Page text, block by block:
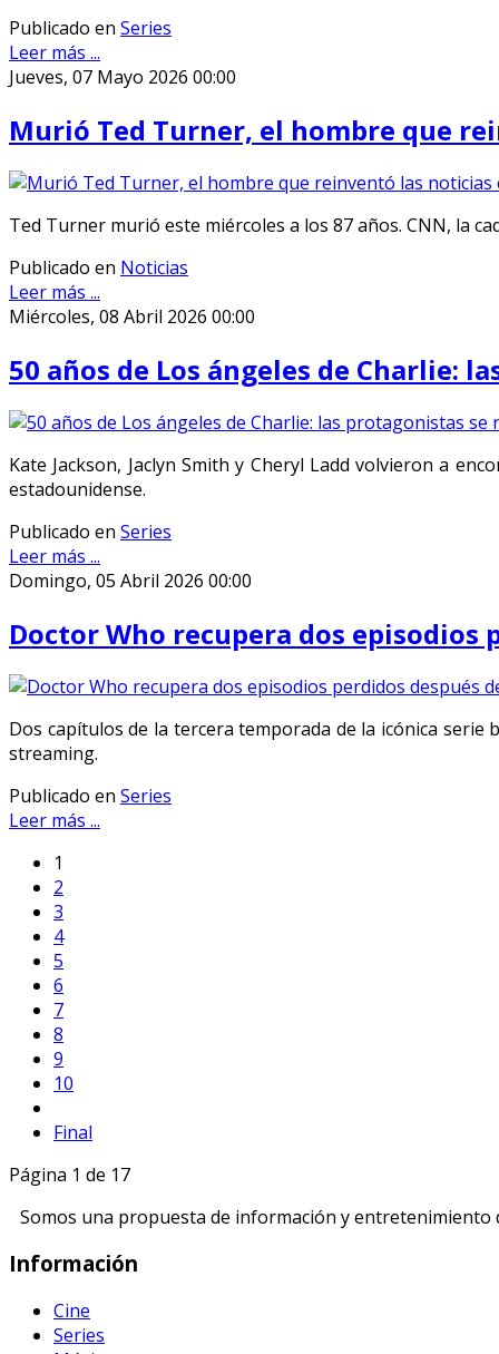
Publicado en Series
Leer más ...
Jueves, 07 Mayo 2026 00:00
Murió Ted Turner, el hombre que
Ted Turner murió este miércoles a los 87 años. CNN, la
Publicado en Noticias
Leer más ...
Miércoles, 08 Abril 2026 00:00
50 años de Los ángeles de Charlie:
Kate Jackson, Jaclyn Smith y Cheryl Ladd volvieron a
estadounidense.
Publicado en Series
Leer más ...
Domingo, 05 Abril 2026 00:00
Doctor Who recupera dos episodios
Dos capítulos de la tercera temporada de la icónica
streaming.
Publicado en Series
Leer más ...
1
2
3
4
5
6
7
8
9
10
Final
Página 1 de 17
Somos una propuesta de información y
Información
Cine
Series